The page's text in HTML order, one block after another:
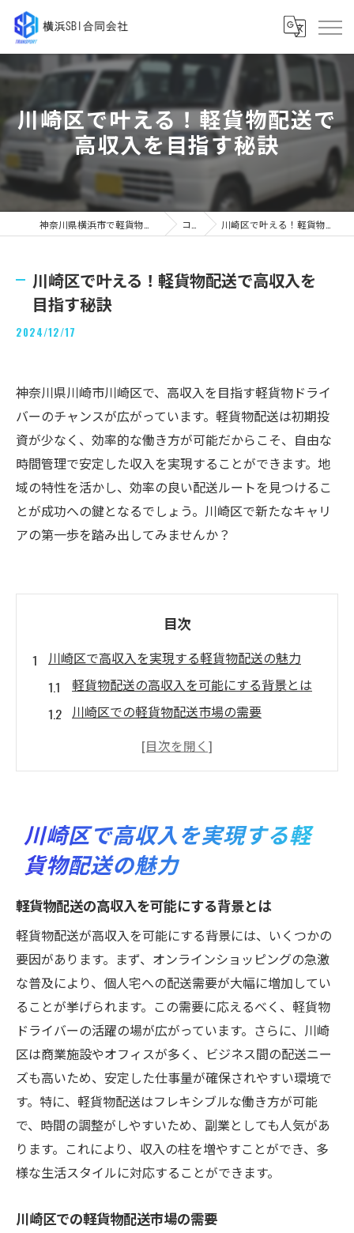
川崎区で叶える！軽貨物配送で
高収入を目指す秘訣
コラム 川崎区で叶える！軽貨物配送で高収入を目指す秘訣
川崎区で叶える！軽貨物配送で高収入を
目指す秘訣
2024/12/17
神奈川県川崎市川崎区で、高収入を目指す軽貨物ドライ
バーのチャンスが広がっています。軽貨物配送は初期投
資が少なく、効率的な働き方が可能だからこそ、自由な
時間管理で安定した収入を実現することができます。地
域の特性を活かし、効率の良い配送ルートを見つけるこ
とが成功への鍵となるでしょう。川崎区で新たなキャリ
アの第一歩を踏み出してみませんか？
目次
川崎区で高収入を実現する軽貨物配送の魅力
軽貨物配送の高収入を可能にする背景とは
川崎区での軽貨物配送市場の需要
効果的な顧客ネットワークの構築法
成功する軽貨物ドライバーの共通点
地域特性を活かした効率的な軽貨物配送ルート
渋滞を回避するための時間帯別ルート選び
効率的な配送ルートの設定方法
ナビゲーション技術を活用したリアルタイ
ムのルート調整
地域特有の配送需要を捉える
川崎区での配送ルートの最適化事例
初期投資を抑えた軽貨物配送で自由な働き方を
手に入れる
軽貨物配送ビジネスの初期投資を抑える方
法
川崎区で高収入を実現する軽
貨物配送の魅力
軽貨物配送の高収入を可能にする背景とは
軽貨物配送が高収入を可能にする背景には、いくつかの
要因があります。まず、オンラインショッピングの急激
な普及により、個人宅への配送需要が大幅に増加してい
ることが挙げられます。この需要に応えるべく、軽貨物
ドライバーの活躍の場が広がっています。さらに、川崎
区は商業施設やオフィスが多く、ビジネス間の配送ニー
ズも高いため、安定した仕事量が確保されやすい環境で
す。特に、軽貨物配送はフレキシブルな働き方が可能
で、時間の調整がしやすいため、副業としても人気があ
ります。これにより、収入の柱を増やすことができ、多
様な生活スタイルに対応することができます。
川崎区での軽貨物配送市場の需要